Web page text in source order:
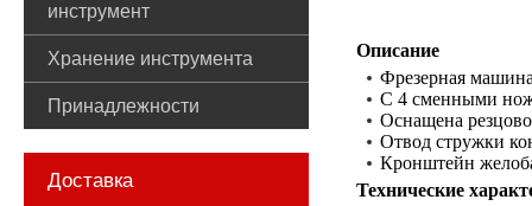
инструмент
Хранение инструмента
Принадлежности
Доставка
Описание
Фрезерная
С 4 сменными
Оснащена
Отвод стружки
Кронштейн
Технические